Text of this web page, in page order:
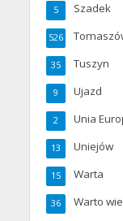
Szadek
5
526
Tuszyn
35
Ujazd
9
Unia
2
Uniejów
13
Warta
15
Warto
36